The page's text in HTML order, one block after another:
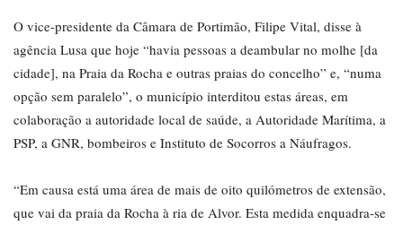
O vice-presidente da Câmara de Portimão, Filipe Vital, disse à
agência Lusa que hoje “havia pessoas a deambular no molhe [da
cidade], na Praia da Rocha e outras praias do concelho” e, “numa
opção sem paralelo”, o município interditou estas áreas, em
colaboração a autoridade local de saúde, a Autoridade Marítima, a
PSP, a GNR, bombeiros e Instituto de Socorros a Náufragos.
“Em causa está uma área de mais de oito quilómetros de extensão,
que vai da praia da Rocha à ria de Alvor. Esta medida enquadra-se